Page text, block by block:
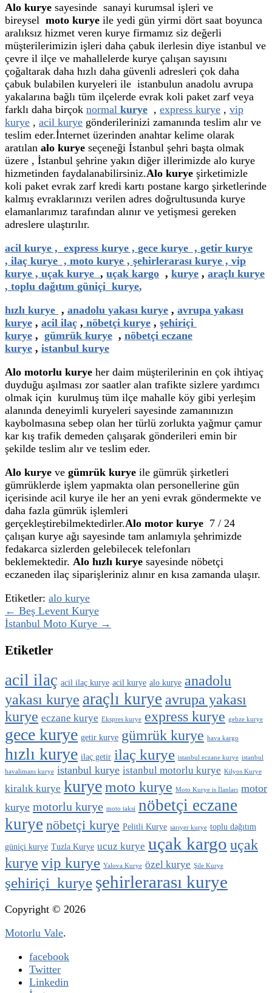
Alo kurye sayesinde sanayi kurumsal işleri ve
bireysel moto kurye ile yedi gün yirmi dört saat boyunca
aralıksız hizmet veren kurye firmamız siz değerli
müşterilerimizin işleri daha çabuk ilerlesin diye istanbul ve
çevre il ilçe ve mahallelerde kurye çalışan sayısını
çoğaltarak daha hızlı daha güvenli adresleri çok daha
çabuk bulabilen kuryeleri ile istanbulun anadolu avrupa
yakalarına bağlı tüm ilçelerde evrak koli paket zarf veya
farklı daha birçok normal kurye , express kurye , vip
kurye , acil kurye gönderilerinizi zamanında teslim alır ve
teslim eder.İnternet üzerinden anahtar kelime olarak
aratılan alo kurye seçeneği İstanbul şehri başta olmak
üzere , İstanbul şehrine yakın diğer illerimizde alo kurye
hizmetinden faydalanabilirsiniz.Alo kurye şirketimizle
koli paket evrak zarf kredi kartı postane kargo şirketlerinde
kalmış evraklarınızı verilen adres doğrultusunda kurye
elamanlarımız tarafından alınır ve yetişmesi gereken
adreslere ulaştırılır.
acil kurye , express kurye , gece kurye , getir kurye
, ilaç kurye , moto kurye , şehirlerarası kurye , vip
kurye , uçak kurye , uçak kargo , kurye , araçlı kurye
, toplu dağıtım güniçi kurye,
hızlı kurye , anadolu yakası kurye , avrupa yakası
kurye , acil ilaç , nöbetçi kurye , şehiriçi
kurye , gümrük kurye , nöbetçi eczane
kurye , istanbul kurye
Alo motorlu kurye her daim müşterilerinin en çok ihtiyaç
duyduğu aşılması zor saatler alan trafikte sizlere yardımcı
olmak için kurulmuş tüm ilçe mahalle köy gibi yerleşim
alanında deneyimli kuryeleri sayesinde zamanınızın
kaybolmasına sebep olan her türlü zorlukta yağmur çamur
kar kış trafik demeden çalışarak gönderileri emin bir
şekilde teslim alır ve teslim eder.
Alo kurye ve gümrük kurye ile gümrük şirketleri
gümrüklerde işlem yapmakta olan personellerine gün
içerisinde acil kurye ile her an yeni evrak göndermekte ve
daha fazla gümrük işlemleri
gerçekleştirebilmektedirler.Alo motor kurye 7 / 24
çalışan kurye ağı sayesinde tam anlamıyla şehrimizde
fedakarca sizlerden gelebilecek telefonları
beklemektedir. Alo hızlı kurye sayesinde nöbetçi
eczaneden ilaç siparişleriniz alınır en kısa zamanda ulaşır.
Etiketler: alo kurye
← Beş Levent Kurye
İstanbul Moto Kurye →
Etiketler
acil ilaç acil ilaç kurye acil kurye alo kurye anadolu
yakası kurye araçlı kurye avrupa yakası
kurye eczane kurye Ekspres kurye express kurye gebze kurye
gece kurye getir kurye gümrük kurye hava kargo
hızlı kurye ilaç getir ilaç kurye istanbul eczane kurye istanbul
havalimanı kurye istanbul kurye istanbul motorlu kurye Kilyos Kurye
kiralık kurye kuryemoto kurye Moto Kurye is İlanları motor
kurye motorlu kurye moto taksi nöbetçi eczane
kurye nöbetçi kurye Pelitli Kurye sarıyer kurye toplu dağıtım
güniçi kurye Tuzla Kurye ucuz kurye uçak kargo uçak
kurye vip kurye Yalova Kurye özel kurye Şile Kurye
şehiriçi kurye şehirlerarası kurye
Copyright © 2026
Motorlu Vale.
facebook
Twitter
Linkedin